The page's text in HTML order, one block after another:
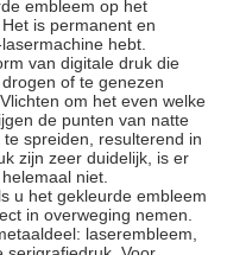
embleem op het
is permanent en
hebt.
van digitale druk die
of te genezen
om het even welke
de punten van natte
spreiden, resulterend in
zijn zeer duidelijk, is er
niet.
u het gekleurde embleem
in overweging nemen.
laserembleem,